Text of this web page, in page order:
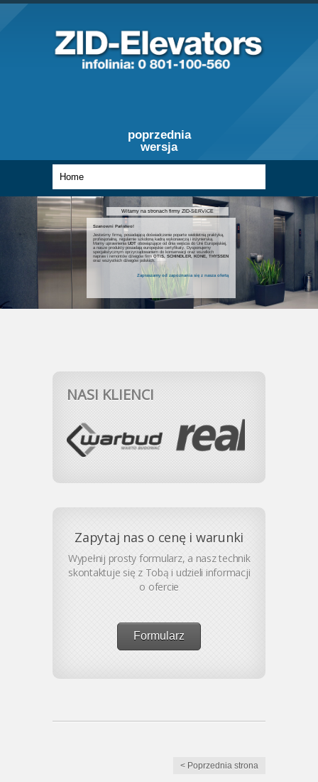
poprzednia
wersja
Witamy na stronach firmy ZID-SERVICE
Szanowni Państwo!
Jesteśmy firmą, posiadającą doświadczenie poparte wieloletnią praktyką,
profesjonalną, regularnie szkoloną kadrą wykonawczą i inżynierską.
Mamy uprawnieniaUDT obowiązujące od dnia wejścia do Unii Europejskiej,
a nasze produkty posiadają europejskie certyfikaty. Dysponujemy
specjalistycznym oprzyrządowaniem do konserwacji oraz wszelkich
napraw i remontów dźwigów firmOTIS, SCHINDLER, KONE, THYSSEN
oraz wszystkich dźwigów polskich.
Zapraszamy od zapoznania się z nasza ofertą
NASI KLIENCI
Zapytaj nas o cenę i warunki
Wypełnij prosty formularz, a nasz technik
skontaktuje się z Tobą i udzieli informacji
o ofercie
Formularz
< Poprzednia strona